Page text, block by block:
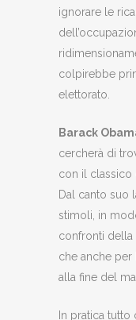
ignorare le
colpirebbe
elettorato.
Barack
cercherà di
con il classico
Dal canto suo
stimoli, in
confronti della
che anche per
alla fine del
In pratica